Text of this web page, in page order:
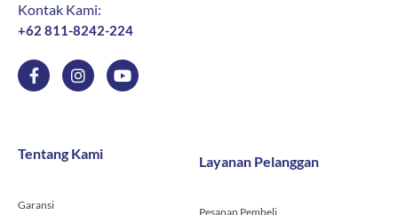
Kontak Kami:
+62 811-8242-224
F
a
o
o
f
I
n
g
r
Y
o
Tentang Kami
Garansi
Layanan Pelanggan
Pesanan Pembeli